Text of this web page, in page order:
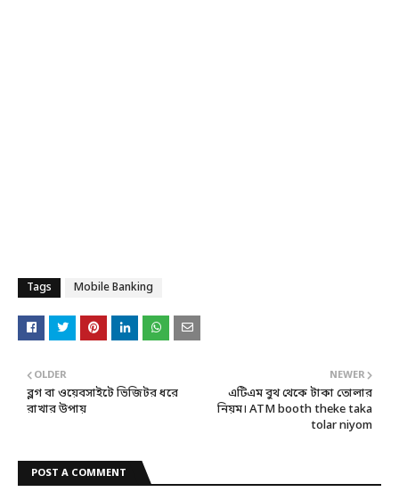
Tags Mobile Banking
NEWER
এটিএম বুথ থেকে টাকা তোলার
নিয়ম। ATM booth theke taka
tolar niyom
OLDER
ব্লগ বা ওয়েবসাইটে ভিজিটর ধরে
রাখার উপায়
POST A COMMENT